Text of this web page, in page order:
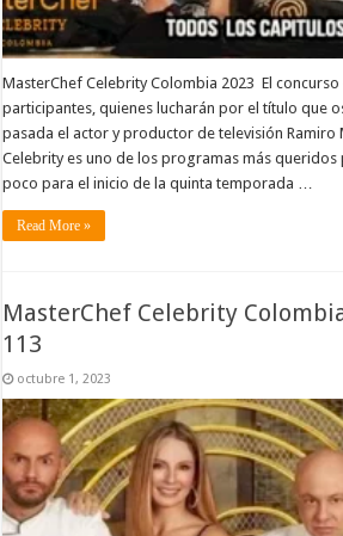
MasterChef Celebrity Colombia 2023 El
participantes, quienes lucharán por el título que
pasada el actor y productor de televisión Ramiro
Celebrity es uno de los programas más
poco para el inicio de la quinta temporada …
Read More »
MasterChef Celebrity
113
octubre 1, 2023